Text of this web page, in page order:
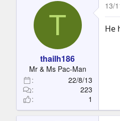
T
thailh186
Mr & Ms Pac-Man
22/8/13
223
1
13/
He